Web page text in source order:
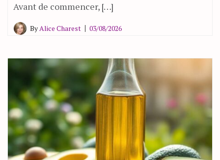
Avant de commencer, […]
ByAlice Charest 03/08/2026